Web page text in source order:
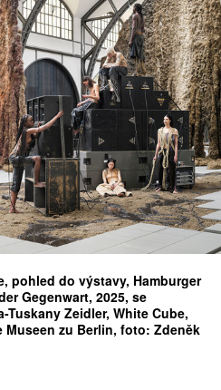
pohled do výstavy, Hamburger
Gegenwart, 2025, se
Zeidler, White Cube,
Museen zu Berlin, foto: Zdeněk